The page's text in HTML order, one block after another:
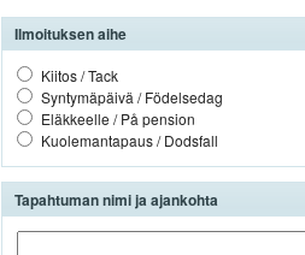
Ilmoituksen aihe
Kiitos/Tack
Syntymäpäivä /Födelsedag
Eläkkeelle /På pension
Kuolemantapaus/Dodsfall
Tapahtuman nimi ja ajankohta